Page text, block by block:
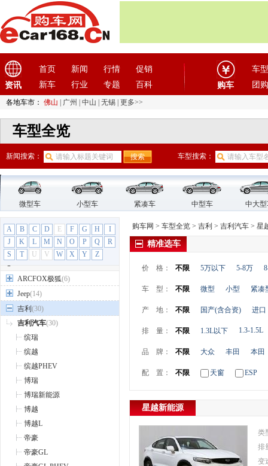
资讯
首页 新闻 行情
促销
新车
行业 专题 百科 购车
车型
团购
各地车市： 佛山 广州 中山 无锡 更多>>
车型全览
新闻搜索： 车型搜索：
微型车 小型车 紧凑车 中型车 中大
A B C D E F G H
I
J
K L M N O P Q
R
S
T U V W X Y Z
海马汽车
汉龙汽车(1)
汉腾汽车
(3)
悍马(4)
昊铂
(2)
合创
(1)
恒天汽车(3)
红星汽车(1)
华晨雷诺(1)
华人运通(1)
华颂(1)
华泰汽车
华泰新能源
I
iCAR(2)
J
ARCFOX极狐(6)
Jeep(14)
吉利 (30)
吉利汽车(30)
缤瑞
缤越
缤越PHEV
博瑞
博瑞新能源
博越
博越L
帝豪
帝豪GL
购车网 > 车型全览 > 吉利 > 吉利汽车 > 星
精准选车
价 格： 不限 5万以下 5-8万
车 型： 不限 微型 小型 紧凑
产 地： 不限 国产(含合资) 进口
排 量： 不限 1.3L以下 1.3-1.5L
品 牌： 不限 大众 丰田 本田
配 置： 不限 天窗 ESP
星越新能源
类
排
变